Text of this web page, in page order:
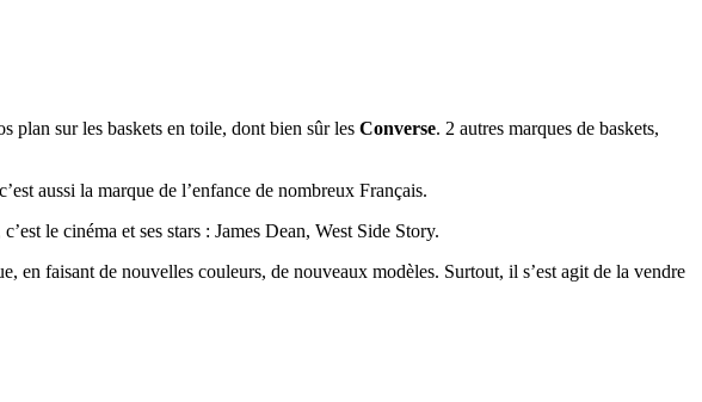
plan sur les baskets en toile, dont bien sûr les Converse. 2 autres marques de baskets,
aussi la marque de l’enfance de nombreux Français.
le cinéma et ses stars : James Dean, West Side Story.
en faisant de nouvelles couleurs, de nouveaux modèles. Surtout, il s’est agit de la vendre